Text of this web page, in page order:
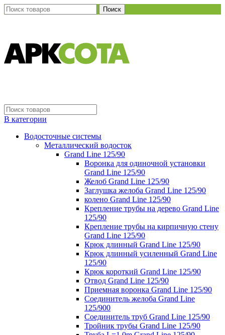
Поиск
В категории
Водосточные системы
Металлический водосток
Grand Line 125/90
Воронка для одиночной установки
Grand Line 125/90
Желоб Grand Line 125/90
Заглушка желоба Grand Line 125/90
колено Grand Line 125/90
Крепление трубы на дерево Grand Line
125/90
Крепление трубы на кирпичную стену
Grand Line 125/90
Крюк длинный Grand Line 125/90
Крюк длинный усиленный Grand Line
125/90
Крюк короткий Grand Line 125/90
Отвод Grand Line 125/90
Приемная воронка Grand Line 125/90
Соединитель желоба Grand Line
125/900
Соединитель труб Grand Line 125/90
Тройник трубы Grand Line 125/90